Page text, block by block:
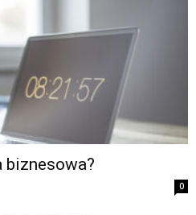
biznesowa?
0